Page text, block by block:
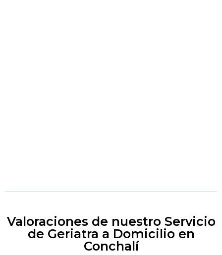
Valoraciones de nuestro Servicio
de Geriatra a Domicilio en
Conchalí